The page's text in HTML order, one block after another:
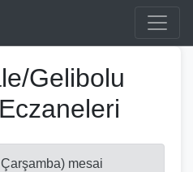
Gelibolu
mesai